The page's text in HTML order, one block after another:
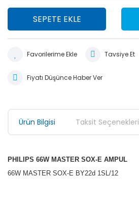
SEPETE EKLE
Tavsiye Et
Fiyatı Düşünce Haber Ver
Ürün Bilgisi Taksit Seçenekleri
PHILIPS 66W MASTER SOX-E AMPUL
66W MASTER SOX-E BY22d 1SL/12